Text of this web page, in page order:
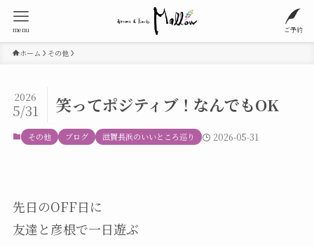
ご予約
menu
ホーム その他
笑ってポジティブ！なんでもOK
2026
5/31
その他 ブログ 滋賀長浜のいいところ巡り 2026-05-31
先日のOFF日に
友達と彦根で一日遊ぶ